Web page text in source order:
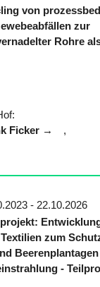
von
zur
Rohre
Ficker
,
- 22.10.2026
zum
-